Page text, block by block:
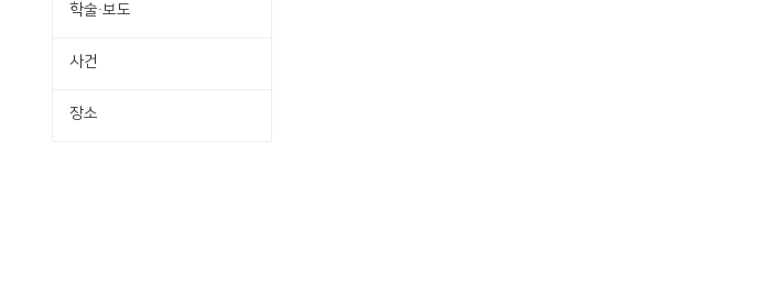
학술·보도
사건
장소